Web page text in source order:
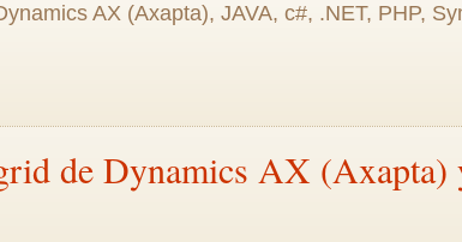
AX (Axapta), JAVA, c#, .NET, PHP,
de Dynamics AX (Axapta)